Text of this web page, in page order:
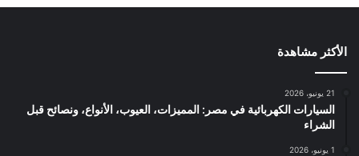
الأكثر مشاهدة
21 يونيو، 2026
السيارات الكهربائية في مصر: المميزات، العيوب، الأنواع، ونصائح قبل
الشراء
1 يونيو، 2026